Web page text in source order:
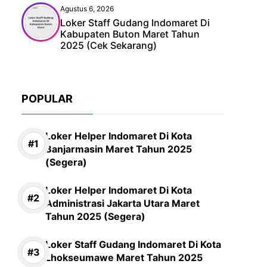
Agustus 6, 2026
Loker Staff Gudang Indomaret Di
Kabupaten Buton Maret Tahun
2025 (Cek Sekarang)
POPULAR
Loker Helper Indomaret Di Kota
Banjarmasin Maret Tahun 2025
(Segera)
Loker Helper Indomaret Di Kota
Administrasi Jakarta Utara Maret
Tahun 2025 (Segera)
Loker Staff Gudang Indomaret Di Kota
Lhokseumawe Maret Tahun 2025